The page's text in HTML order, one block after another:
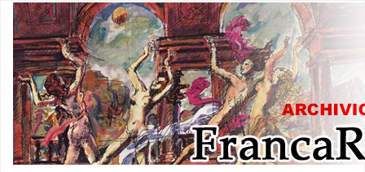
Salta al contenuto principale